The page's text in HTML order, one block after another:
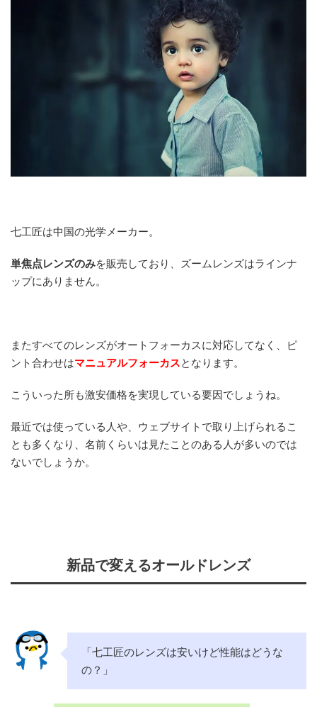
七工匠は中国の光学メーカー。
単焦点レンズのみを販売しており、ズームレンズはラインナ
ップにありません。
またすべてのレンズがオートフォーカスに対応してなく、ピ
ント合わせはマニュアルフォーカスとなります。
こういった所も激安価格を実現している要因でしょうね。
最近では使っている人や、ウェブサイトで取り上げられるこ
とも多くなり、名前くらいは見たことのある人が多いのでは
ないでしょうか。
新品で変えるオールドレンズ
「七工匠のレンズは安いけど性能はどうな
の？」